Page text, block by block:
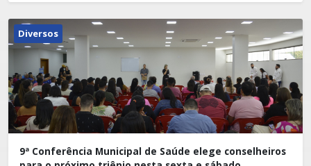
Diversos
9ª Conferência Municipal de Saúde elege conselheiros